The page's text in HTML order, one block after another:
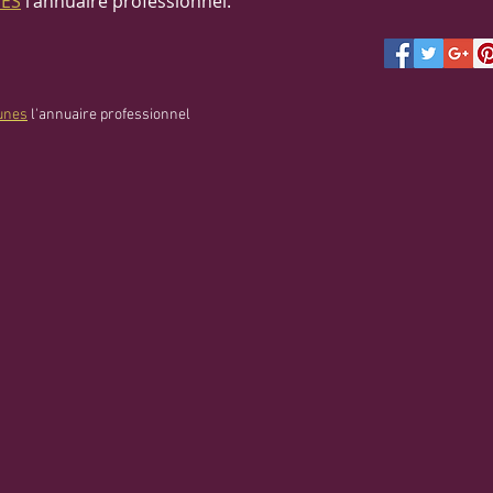
l'annuaire professionnel